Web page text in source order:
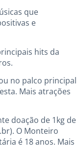
que
e
hits da
no palco principal
Mais atrações
doação de 1kg de
O Monteiro
é 18 anos. Mais